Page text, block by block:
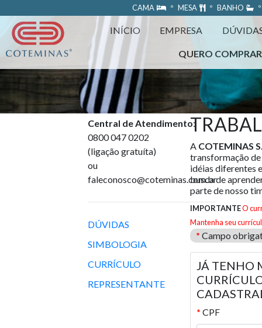
https://www.coteminas.com.br/desenv-web/htm11/
CAMA º MESA º BANHO
INÍCIO EMPRESA
QUERO COMPRAR
Central de Atendimento:
0800 047 0202
(ligação gratuíta)
ou
faleconosco@coteminas.com.br
DÚVIDAS
SIMBOLOGIA
CURRÍCULO
REPRESENTANTE
A COTEMINAS
transformação de
idéias diferentes
busca de
parte de nosso
IMPORTANTEO
Mantenha seu
* Campo
JÁ TENHO
* CPF